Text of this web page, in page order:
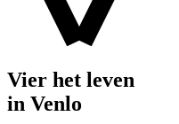
Vier het leven
in Venlo